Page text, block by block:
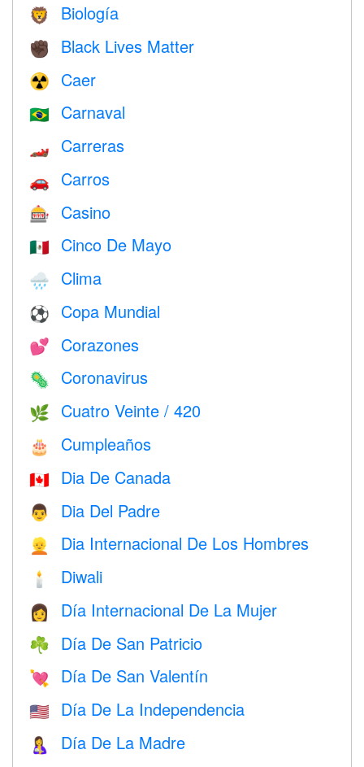
🦁 Biología
✊🏿 Black Lives Matter
☢️ Caer
🇧🇷 Carnaval
🏎 Carreras
🚗 Carros
🎰 Casino
🇲🇽 Cinco De Mayo
🌧 Clima
⚽ Copa Mundial
💕 Corazones
🦠 Coronavirus
🌿 Cuatro Veinte / 420
🎂 Cumpleaños
🇨🇦 Dia De Canada
👨 Dia Del Padre
👱 Dia Internacional De Los Hombres
🕯 Diwali
👩 Día Internacional De La Mujer
☘️ Día De San Patricio
💘 Día De San Valentín
🇺🇸 Día De La Independencia
🤱
Día De La Madre